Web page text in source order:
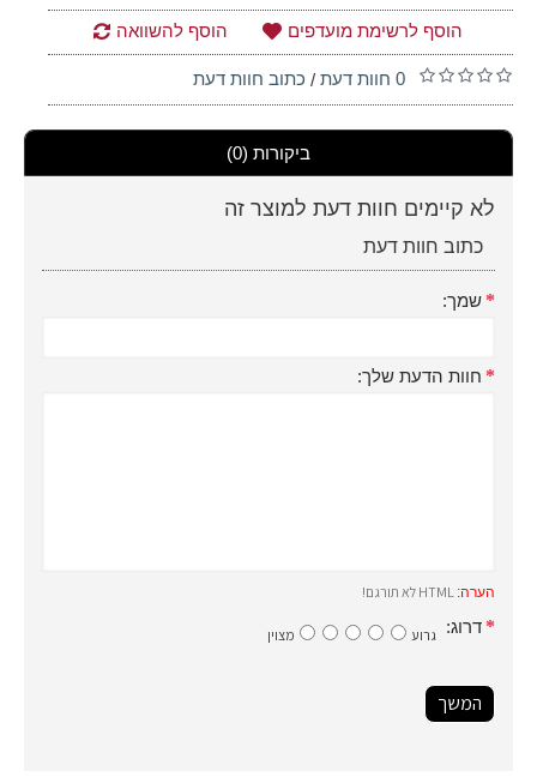
הוסף לרשימת מועדפים הוסף להשוואה
0 חוות דעת / כתוב חוות דעת
ביקורות (0)
לא קיימים חוות דעת למוצר זה
כתוב חוות דעת
שמך:
חוות הדעת שלך:
הערה:
דרוג: גרוע מצוין
המשך